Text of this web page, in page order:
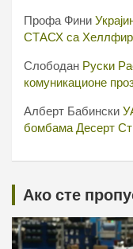
Профа Фини
СТАСХ са
Слободан Руски
комуникационе
Алберт Бабински
бомбама Десерт
Ако сте